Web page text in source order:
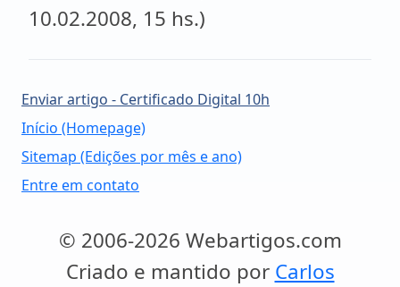
10.02.2008, 15 hs.)
Enviar artigo - Certificado Digital 10h
Início (Homepage)
Sitemap (Edições por mês e ano)
Entre em contato
© 2006-2026 Webartigos.com
Criado e mantido por Carlos